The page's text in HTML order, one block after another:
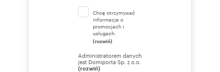
Chcę otrzymywać
informacje o
promocjach i
usługach.
(rozwiń)
Administratorem danych
jest Domiporta Sp. z o.o.
(rozwiń)